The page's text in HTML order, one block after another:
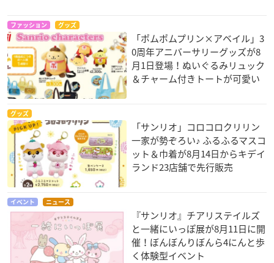
ファッション グッズ
「ポムポムプリン×アベイル」3
0周年アニバーサリーグッズが8
月1日登場！ぬいぐるみリュック
＆チャーム付きトートが可愛い
グッズ
「サンリオ」コロコロクリリン
一家が勢ぞろい♪ ふるふるマスコ
ット＆巾着が8月14日からキデイ
ランド23店舗で先行販売
イベント ニュース
『サンリオ』チアリステイルズ
と一緒にいっぽ展が8月11日に開
催！ぼんぼんりぼんら4にんと歩
く体験型イベント